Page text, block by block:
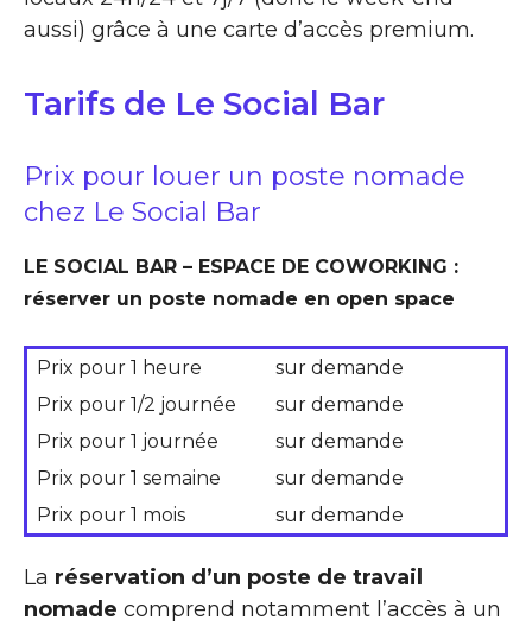
aussi) grâce à une carte d’accès premium.
Tarifs de Le Social Bar
Prix pour louer un poste nomade
chez Le Social Bar
LE SOCIAL BAR – ESPACE DE COWORKING :
réserver un poste nomade en open space
Prix pour 1 heure
sur demande
Prix pour 1/2 journée
sur demande
Prix pour 1 journée
sur demande
Prix pour 1 semaine
sur demande
Prix pour 1 mois
sur demande
La réservation d’un poste de travail
nomade comprend notamment l’accès à un